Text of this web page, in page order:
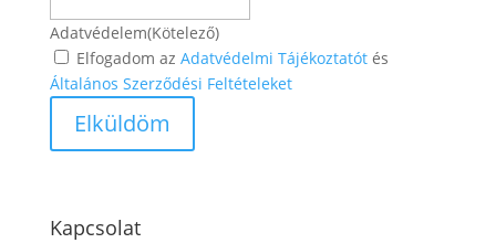
Adatvédelem(Kötelező)
Elfogadom az Adatvédelmi Tájékoztatótés
Általános Szerződési Feltételeket
Kapcsolat